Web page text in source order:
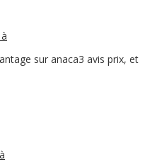
sur anaca3 avis prix, et